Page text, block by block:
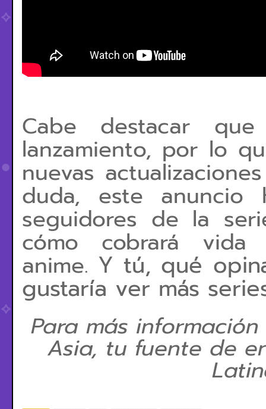
Cabe destacar
lanzamiento, por lo
nuevas
duda, este anuncio
seguidores de la
cómo cobrará
anime. Y tú, qué
gustaría ver más
Para más
Asia, tu fuente de